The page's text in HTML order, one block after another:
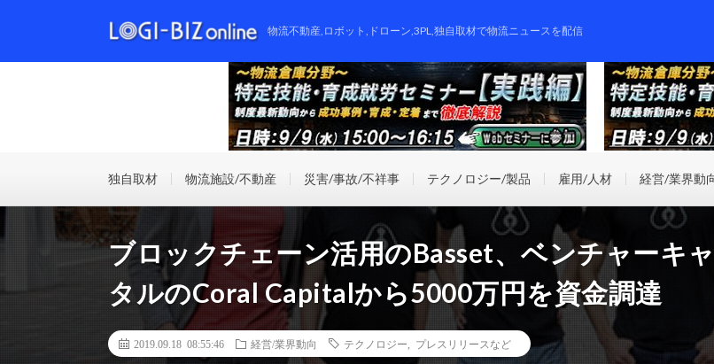
物流不動産,ロボット,ドローン,3PL,独自取材で物流ニュースを配信
独自取材 物流施設/不動産 災害/事故/不祥事 テクノロジー/製品 雇用/人材 経営/業界動
ブロックチェーン活用のBasset、ベンチャーキ
タルのCoral Capitalから5000万円を資金調達
2019.09.18 08:55:46 経営/業界動向 テクノロジー プレスリリースなど